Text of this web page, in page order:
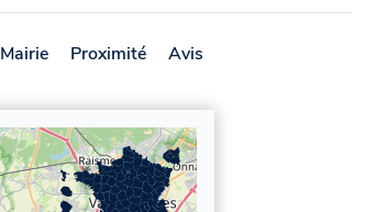
Mairie Proximité Avis